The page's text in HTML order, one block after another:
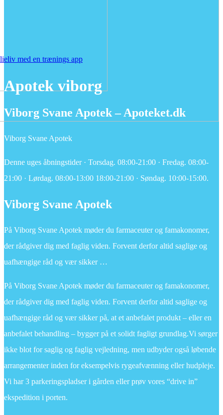
med en trænings app
Apotek viborg
Viborg Svane Apotek – Apoteket.dk
Viborg Svane Apotek
Denne uges åbningstider · Torsdag. 08:00-21:00 · Fredag. 08:00-
21:00 · Lørdag. 08:00-13:00 18:00-21:00 · Søndag. 10:00-15:00.
Viborg Svane Apotek
På Viborg Svane Apotek møder du farmaceuter og famakonomer,
der rådgiver dig med faglig viden. Forvent derfor altid saglige og
uafhængige råd og vær sikker …
På Viborg Svane Apotek møder du farmaceuter og famakonomer,
der rådgiver dig med faglig viden. Forvent derfor altid saglige og
uafhængige råd og vær sikker på, at et anbefalet produkt – eller en
anbefalet behandling – bygger på et solidt fagligt grundlag.Vi sørger
ikke blot for saglig og faglig vejledning, men udbyder også løbende
arrangementer inden for eksempelvis rygeafvænning eller hudpleje.
Vi har 3 parkeringspladser i gården eller prøv vores “drive in”
ekspedition i porten.